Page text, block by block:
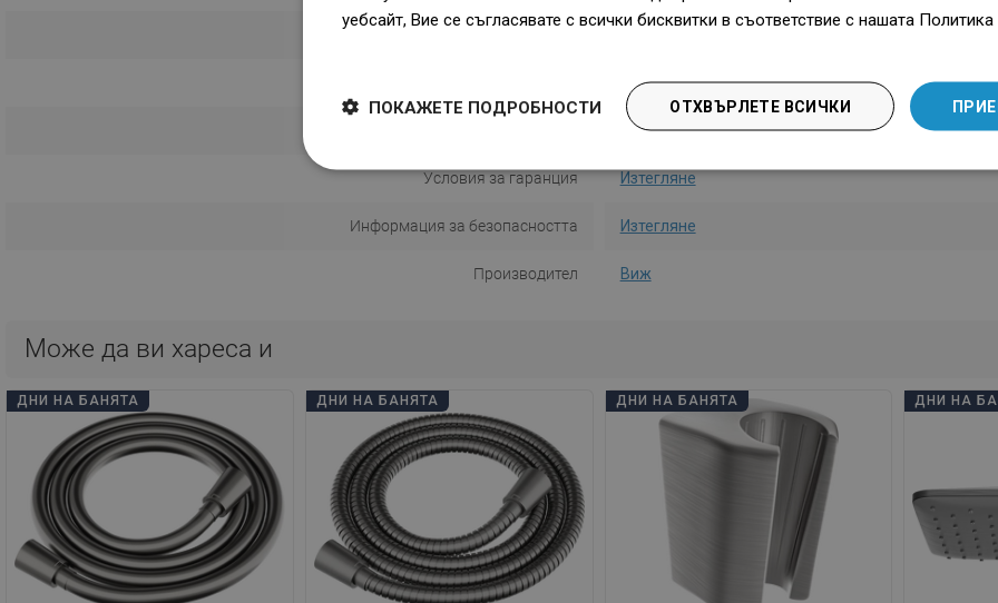
1-функционална
Изтегляне
Условия за гаранция Изтегляне
Информация за безопасността Изтегляне
Производител Виж
Може да ви хареса и
ДНИ НА БАНЯТА ДНИ НА БАНЯТА ДНИ НА БАНЯТА ДНИ НА
уебсайт, Вие се съгласявате с всички бисквитки в съответствие с нашата Политика
ОТХВЪРЛЕТЕ ВСИЧКИ
ПОКАЖЕТЕ ПОДРОБНОСТИ